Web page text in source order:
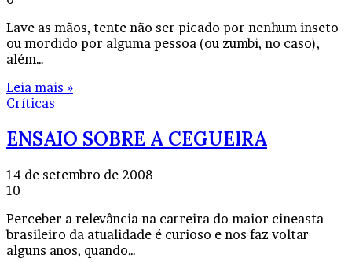
Lave as mãos, tente não ser picado por nenhum inseto
ou mordido por alguma pessoa (ou zumbi, no caso),
além…
Leia mais »
Críticas
ENSAIO SOBRE A CEGUEIRA
14 de setembro de 2008
10
Perceber a relevância na carreira do maior cineasta
brasileiro da atualidade é curioso e nos faz voltar
alguns anos, quando…